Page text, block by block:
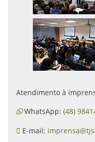
Atendimento à
WhatsApp: (48)
E-mail: